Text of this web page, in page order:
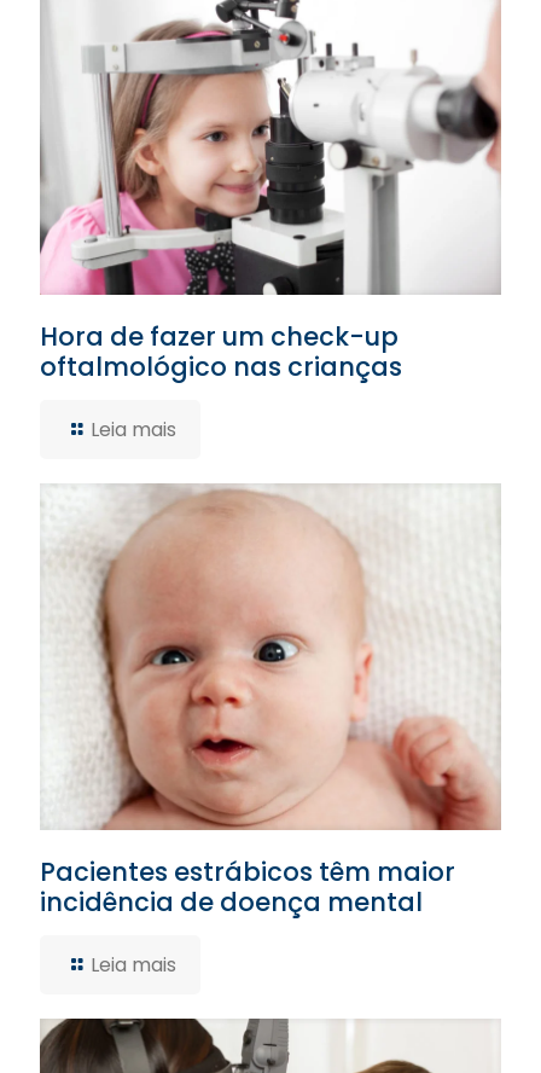
Hora de fazer um check-up
oftalmológico nas crianças
Leia mais
Pacientes estrábicos têm maior
incidência de doença mental
Leia mais